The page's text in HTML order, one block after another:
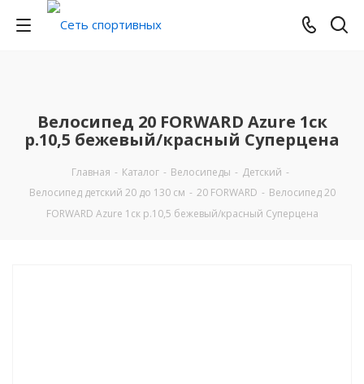
Велосипед 20 FORWARD Azure 1ск
р.10,5 бежевый/красный Суперцена
Главная - Каталог - Велосипеды - Детский -
Велосипед детский 20 до 130 см - 20 FORWARD - Велосипед 20
FORWARD Azure 1ск р.10,5 бежевый/красный Суперцена